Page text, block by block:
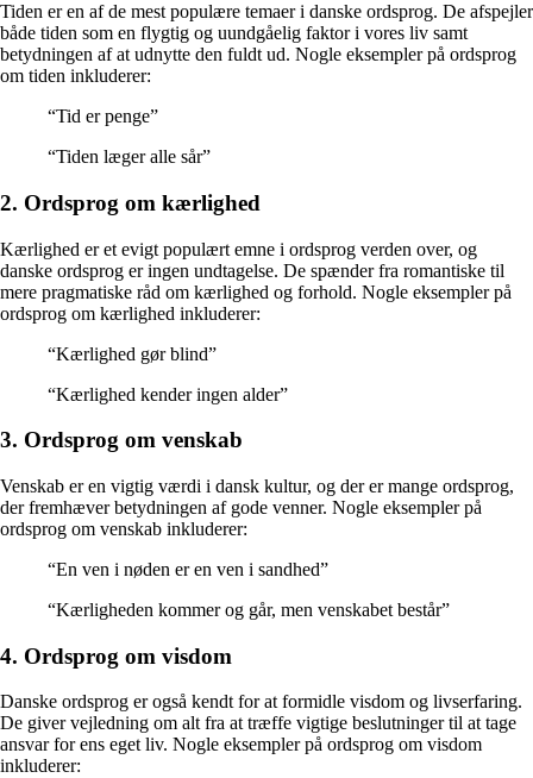
Tiden er en af de mest populære temaer i danske ordsprog. De afspejler
både tiden som en flygtig og uundgåelig faktor i vores liv samt
betydningen af at udnytte den fuldt ud. Nogle eksempler på ordsprog
om tiden inkluderer:
“Tid er penge”
“Tiden læger alle sår”
2. Ordsprog om kærlighed
Kærlighed er et evigt populært emne i ordsprog verden over, og
danske ordsprog er ingen undtagelse. De spænder fra romantiske til
mere pragmatiske råd om kærlighed og forhold. Nogle eksempler på
ordsprog om kærlighed inkluderer:
“Kærlighed gør blind”
“Kærlighed kender ingen alder”
3. Ordsprog om venskab
Venskab er en vigtig værdi i dansk kultur, og der er mange ordsprog,
der fremhæver betydningen af gode venner. Nogle eksempler på
ordsprog om venskab inkluderer:
“En ven i nøden er en ven i sandhed”
“Kærligheden kommer og går, men venskabet består”
4. Ordsprog om visdom
Danske ordsprog er også kendt for at formidle visdom og livserfaring.
De giver vejledning om alt fra at træffe vigtige beslutninger til at tage
ansvar for ens eget liv. Nogle eksempler på ordsprog om visdom
inkluderer: